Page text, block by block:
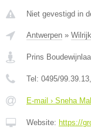
Niet gevestigd in
Antwerpen » Wilrijk
Prins
Tel: 0495/99.39.13
E-mail › Sneha
Website: https://